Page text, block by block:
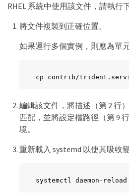
RHEL 系統中使用該文件，請執行
將文件複製到正確位置。
如果運行多個實例，則應為單
cp contrib/
編輯該文件，將描述（第 2 行
匹配，並將設定檔路徑（第 9
境。
重新載入 systemd 以使其吸收
systemctl daemon-reload